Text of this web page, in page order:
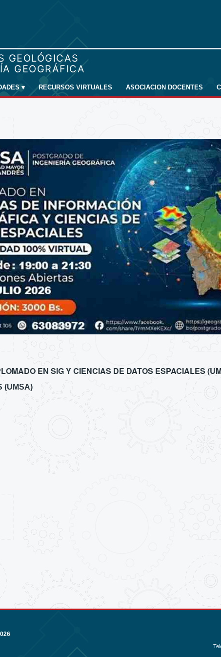
▾ RECURSOS VIRTUALES ASOCIACION DOCENTES
EN SIG Y CIENCIAS DE DATOS ESPACIALES
(UMSA)